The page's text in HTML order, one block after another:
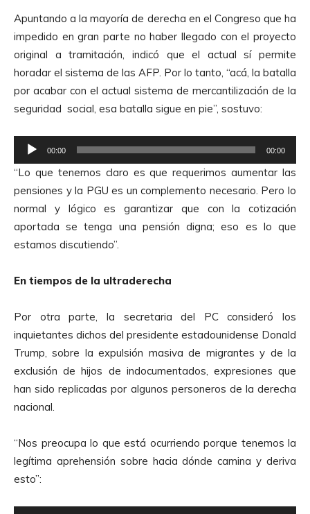
d
i
o
Apuntando a la mayoría de derecha en el Congreso que ha
impedido en gran parte no haber llegado con el proyecto
original a tramitación, indicó que el actual sí permite
horadar el sistema de las AFP. Por lo tanto, “acá, la batalla
por acabar con el actual sistema de mercantilización de la
seguridad social, esa batalla sigue en pie”, sostuvo:
e
p
r
o
d
u
t
r
d
e
A
u
d
o
00:00 00:00
“Lo que tenemos claro es que requerimos aumentar las
pensiones y la PGU es un complemento necesario. Pero lo
normal y lógico es garantizar que con la cotización
aportada se tenga una pensión digna; eso es lo que
estamos discutiendo”.
En tiempos de la ultraderecha
Por otra parte, la secretaria del PC consideró los
inquietantes dichos del presidente estadounidense Donald
Trump, sobre la expulsión masiva de migrantes y de la
exclusión de hijos de indocumentados, expresiones que
han sido replicadas por algunos personeros de la derecha
nacional.
“Nos preocupa lo que está ocurriendo porque tenemos la
legítima aprehensión sobre hacia dónde camina y deriva
esto”: